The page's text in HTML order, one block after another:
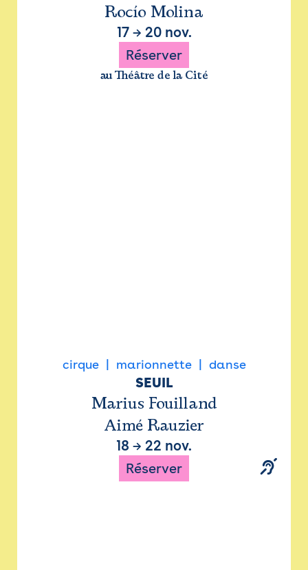
Rocío Molina
17→ 20 nov.
Réserver
au Théâtre de la Cité
cirque marionnette danse
SEUIL
Marius Fouilland
Aimé Rauzier
18 → 22 nov.
Réserver